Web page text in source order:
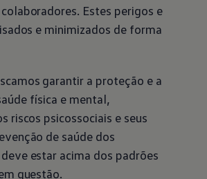
Estes perigos e
e minimizados de forma
garantir a proteção e a
física e mental,
riscos psicossociais e seus
de saúde dos
estar acima dos padrões
questão.